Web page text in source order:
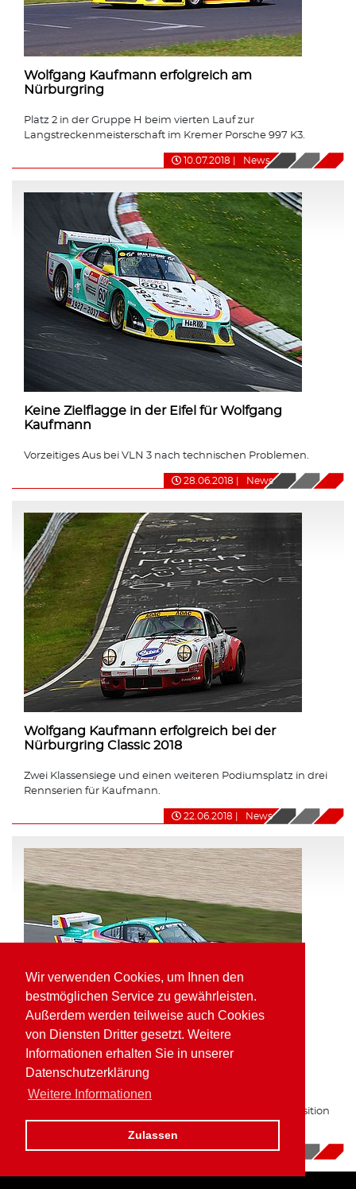
Wir verwenden Cookies, um Ihnen den
bestmöglichen Service zu gewährleisten.
Außerdem werden teilweise auch Cookies
von Diensten Dritter gesetzt. Weitere
Informationen erhalten Sie in unserer
Datenschutzerklärung
Weitere Informationen
Zulassen
Wolfgang Kaufmann erfolgreich am
Nürburgring
Platz 2 in der Gruppe H beim vierten Lauf zur
Langstreckenmeisterschaft im Kremer Porsche 997 K3.
10.07.2018 News
Keine Zielflagge in der Eifel für Wolfgang
Kaufmann
Vorzeitiges Aus bei VLN 3 nach technischen Problemen.
28.06.2018 News
Wolfgang Kaufmann erfolgreich bei der
Nürburgring Classic 2018
Zwei Klassensiege und einen weiteren Podiumsplatz in drei
Rennserien für Kaufmann.
22.06.2018 News
Pole Position und schnellste Runde für
Kaufmann in der VLN
Zum zweiten Mal in Folge auf bester Gruppe H Startposition
16.10.2017| News